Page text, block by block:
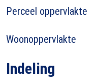
Perceel oppervlakte
Woonoppervlakte
Indeling